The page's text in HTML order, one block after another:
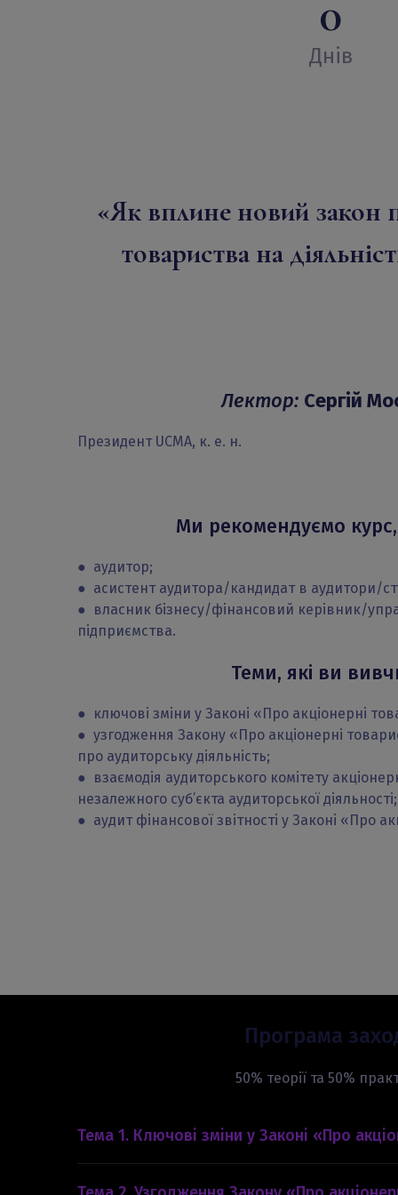
0
Днів
«Як вплине новий закон
товариства на
Лектор: Сергій
Президент UCMA, к. е. н.
Ми рекомендуємо
● аудитор;
● асистент аудитора/кандидат в аудитори/
● власник бізнесу/фінансовий керівник/
підприємства.
Теми, які ви
● ключові зміни у Законі «Про акціонерні
● узгодження Закону «Про акціонерні
про аудиторську діяльність;
● взаємодія аудиторського комітету
незалежного суб’єкта аудиторської діяльності;
● аудит фінансової звітності у Законі «Про
Програма
50% теорії та 50%
Тема 1. Ключові зміни у Законі «Про